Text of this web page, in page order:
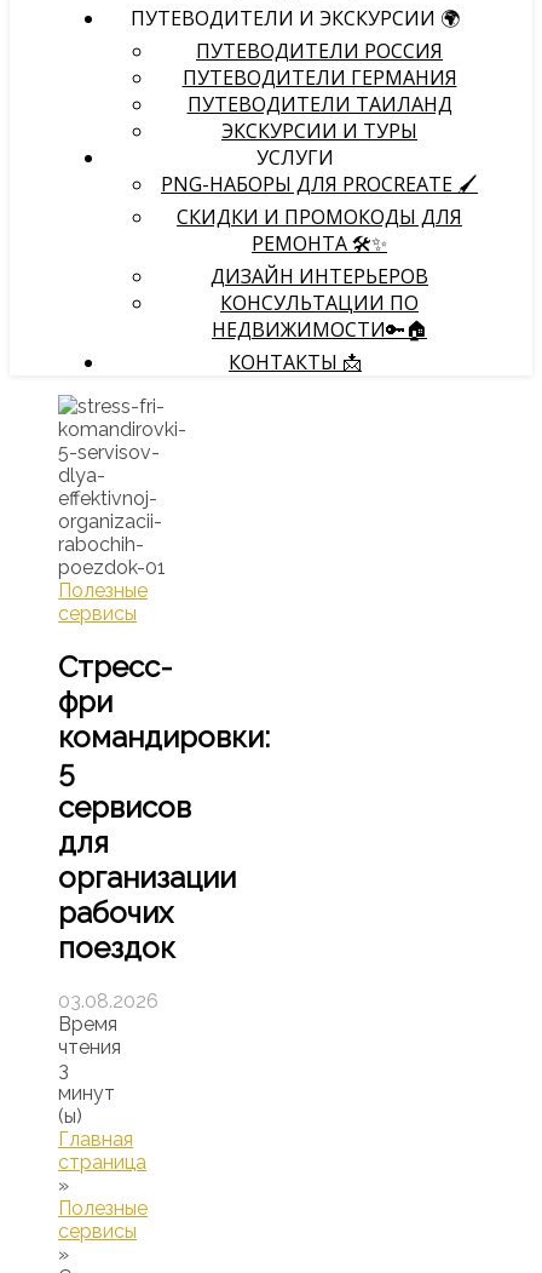
ПУТЕВОДИТЕЛИ И ЭКСКУРСИИ 🌍
ПУТЕВОДИТЕЛИ РОССИЯ
ПУТЕВОДИТЕЛИ ГЕРМАНИЯ
ПУТЕВОДИТЕЛИ ТАИЛАНД
ЭКСКУРСИИ И ТУРЫ
УСЛУГИ
PNG-НАБОРЫ ДЛЯ PROCREATE 🖌
СКИДКИ И ПРОМОКОДЫ ДЛЯ
РЕМОНТА 🛠️✨
ДИЗАЙН ИНТЕРЬЕРОВ
КОНСУЛЬТАЦИИ ПО
НЕДВИЖИМОСТИ🔑🏠
КОНТАКТЫ 📩
Полезные
сервисы
Стресс-
фри
командировки:
5
сервисов
для
организации
рабочих
поездок
03.08.2026
Время
чтения
3
минут
(ы)
Главная
страница
»
Полезные
сервисы
»